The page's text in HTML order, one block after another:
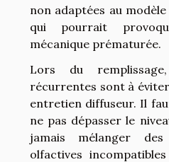
non adaptées au
qui pourrait
mécanique prématurée.
Lors du
récurrentes sont à
entretien diffuseur. Il
ne pas dépasser le
jamais mélanger
olfactives